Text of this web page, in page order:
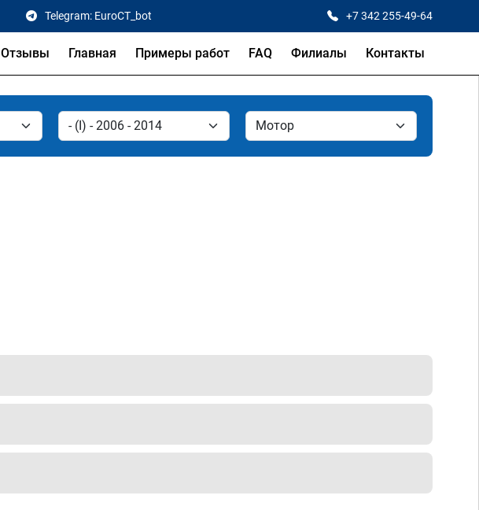
Telegram: EuroCT_bot +7 342 255-49-64
Отзывы Главная Примеры работ FAQ Филиалы Контакты